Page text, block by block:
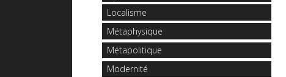
Localisme
Métaphysique
Métapolitique
Modernité